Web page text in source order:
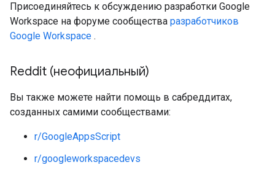
Присоединяйтесь к обсуждению разработки Google
Workspace на форуме сообщества разработчиков
Google Workspace .
Reddit (неофициальный)
Вы также можете найти помощь в сабреддитах,
созданных самими сообществами:
r/GoogleAppsScript
r/googleworkspacedevs